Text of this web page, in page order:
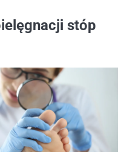
stóp